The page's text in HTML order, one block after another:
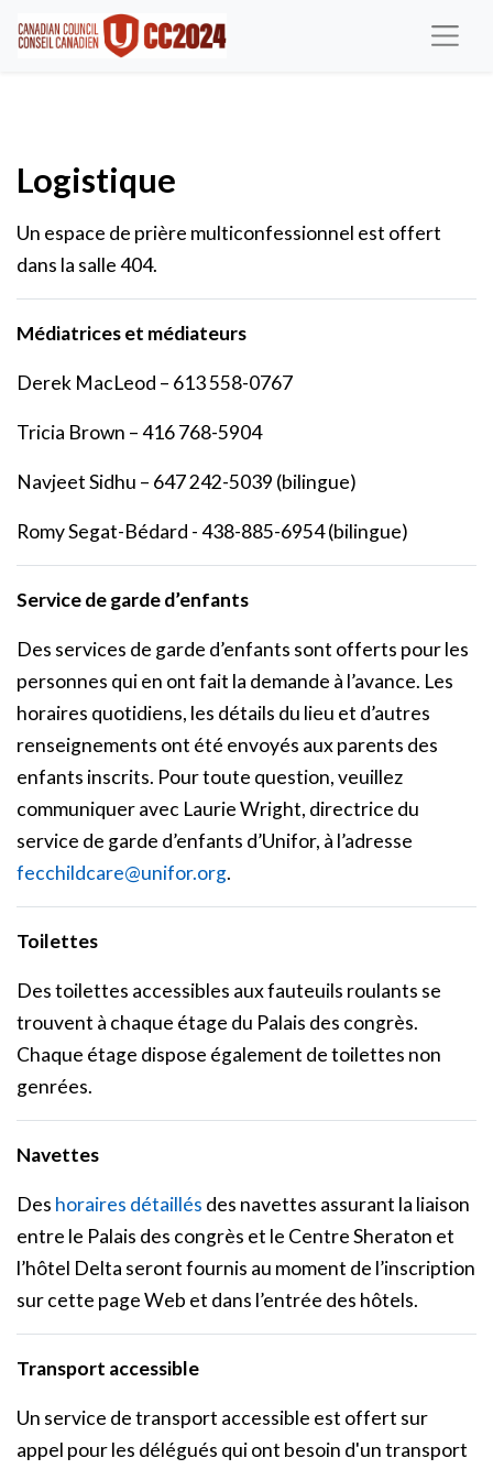
Logistique
Un espace de prière multiconfessionnel est offert
dans la salle 404.
Médiatrices et médiateurs
Derek MacLeod – 613 558-0767
Tricia Brown – 416 768-5904
Navjeet Sidhu – 647 242-5039 (bilingue)
Romy Segat-Bédard - 438-885-6954 (bilingue)
Service de garde d’enfants
Des services de garde d’enfants sont offerts pour les
personnes qui en ont fait la demande à l’avance. Les
horaires quotidiens, les détails du lieu et d’autres
renseignements ont été envoyés aux parents des
enfants inscrits. Pour toute question, veuillez
communiquer avec Laurie Wright, directrice du
service de garde d’enfants d’Unifor, à l’adresse
fecchildcare@unifor.org.
Toilettes
Des toilettes accessibles aux fauteuils roulants se
trouvent à chaque étage du Palais des congrès.
Chaque étage dispose également de toilettes non
genrées.
Navettes
Des horaires détaillés des navettes assurant la liaison
entre le Palais des congrès et le Centre Sheraton et
l’hôtel Delta seront fournis au moment de l’inscription
sur cette page Web et dans l’entrée des hôtels.
Transport accessible
Un service de transport accessible est offert sur
appel pour les délégués qui ont besoin d'un transport